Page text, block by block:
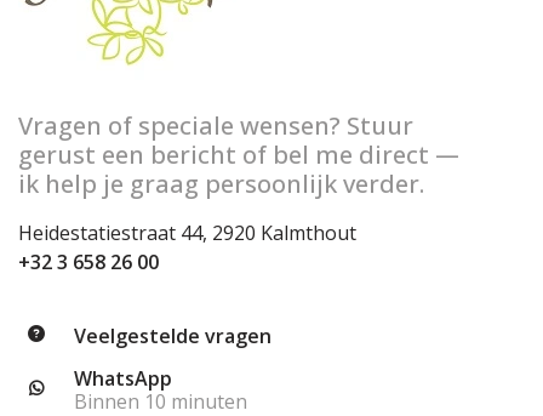
Vragen of speciale wensen? Stuur
gerust een bericht of bel me direct —
ik help je graag persoonlijk verder.
Heidestatiestraat 44, 2920 Kalmthout
+32 3 658 26 00
Veelgestelde vragen
WhatsApp
Binnen 10 minuten